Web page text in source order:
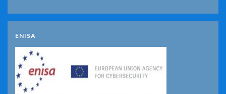
ENISA